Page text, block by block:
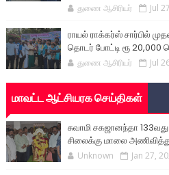
துணை ஆசிரியர் Jul
ராயல் ராக்கர்ஸ் சார்பில்
தொடர் போட்டி ரூ 20,000
துணை ஆசிரியர் Jul
மாவட்ட ஆட்சியரக செய்திகள்
சுவாமி சகஜானந்தா
சிலைக்கு மாலை
Unknown Jan 27,